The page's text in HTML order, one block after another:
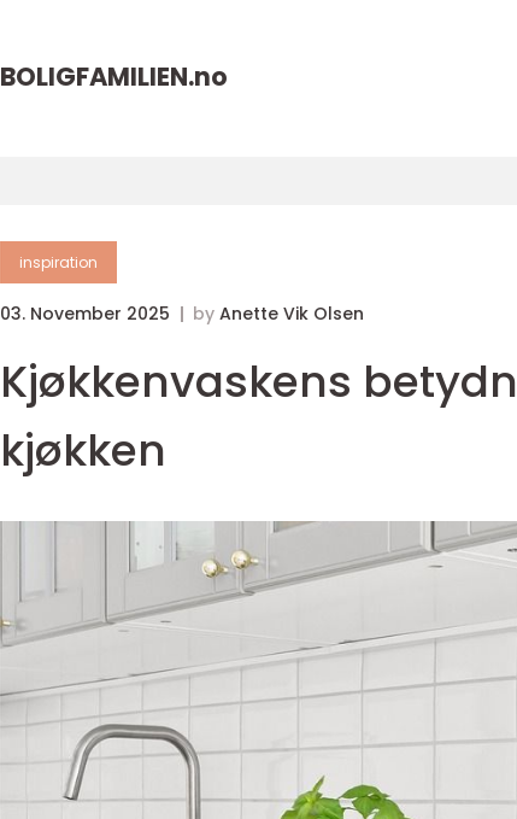
BOLIGFAMILIEN.no
inspiration
03. November 2025 by Anette Vik Olsen
Kjøkkenvaskens
kjøkken